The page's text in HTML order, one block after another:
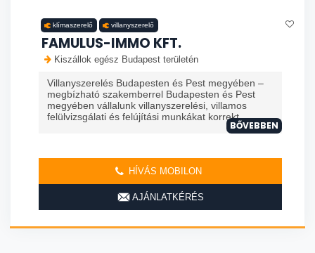
klímaszerelő villanyszerelő
FAMULUS-IMMO KFT.
Kiszállok egész Budapest területén
Villanyszerelés Budapesten és Pest megyében –
megbízható szakemberrel Budapesten és Pest
megyében vállalunk villanyszerelési, villamos
felülvizsgálati és felújítási munkákat korrekt...
BŐVEBBEN
HÍVÁS MOBILON
AJÁNLATKÉRÉS